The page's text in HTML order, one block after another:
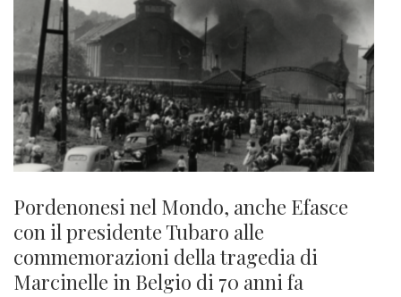
Pordenonesi nel Mondo, anche Efasce
con il presidente Tubaro alle
commemorazioni della tragedia di
Marcinelle in Belgio di 70 anni fa